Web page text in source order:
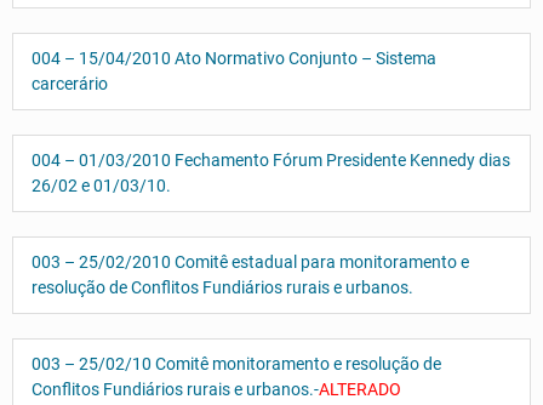
004 – 15/04/2010 Ato Normativo Conjunto – Sistema
carcerário
004 – 01/03/2010 Fechamento Fórum Presidente Kennedy dias
26/02 e 01/03/10.
003 – 25/02/2010 Comitê estadual para monitoramento e
resolução de Conflitos Fundiários rurais e urbanos.
003 – 25/02/10 Comitê monitoramento e resolução de
Conflitos Fundiários rurais e urbanos.-ALTERADO